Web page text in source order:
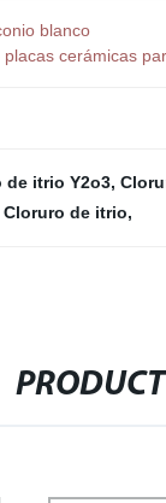
blanco
cerámicas
de itrio Y2o3,
Cloruro de itrio,